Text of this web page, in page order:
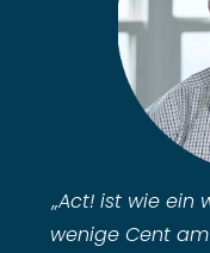
„Act! ist wie ein
wenige Cent